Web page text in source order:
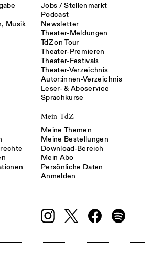
Musik
Jobs / Stellenmarkt
Podcast
Newsletter
Theater-Meldungen
TdZ on Tour
Theater-Premieren
Theater-Festivals
Theater-Verzeichnis
Autor:innen-Verzeichnis
Leser- & Aboservice
Sprachkurse
Mein TdZ
Meine Themen
Meine Bestellungen
Download-Bereich
Mein Abo
Persönliche Daten
Anmelden